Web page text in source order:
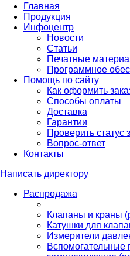
Главная
Продукция
Инфоцентр
Новости
Статьи
Печатные
Программное
Помощь по сайту
Как оформить
Способы оплаты
Доставка
Гарантии
Проверить статус
Вопрос-ответ
Контакты
Написать директору
Распродажа
Клапаны и краны
Катушки для
Измерители
Вспомогательные